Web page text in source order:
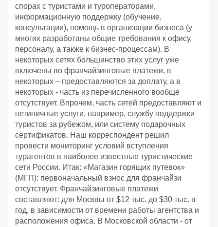
спорах с туристами и туроператорами,
информационную поддержку (обучение,
консультации), помощь в организации бизнеса (у
многих разработаны общие требования к офису,
персоналу, а также к бизнес-процессам). В
некоторых сетях большинство этих услуг уже
включены во франчайзинговые платежи, в
некоторых – предоставляются за доплату, а в
некоторых - часть из перечисленного вообще
отсутствует. Впрочем, часть сетей предоставляют и
нетипичные услуги, например, службу поддержки
туристов за рубежом, или систему подарочных
сертификатов. Наш корреспондент решил
провести мониторинг условий вступления
турагентов в наиболее известные туристические
сети России. Итак: «Магазин горящих путевок»
(МГП): первоначальный взнос для франчайзи
отсутствует. Франчайзинговые платежи
составляют: для Москвы от $12 тыс. до $30 тыс. в
год, в зависимости от времени работы агентства и
расположения офиса. В Московской области - от